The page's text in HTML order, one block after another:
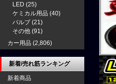
LED (25)
ケミカル用品 (40)
バルブ (21)
その他 (91)
カー用品 (2,806)
新着/売れ筋ランキング
新着商品